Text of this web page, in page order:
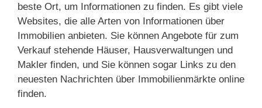
beste Ort, um Informationen zu finden. Es gibt viele
Websites, die alle Arten von Informationen über
Immobilien anbieten. Sie können Angebote für zum
Verkauf stehende Häuser, Hausverwaltungen und
Makler finden, und Sie können sogar Links zu den
neuesten Nachrichten über Immobilienmärkte online
finden.